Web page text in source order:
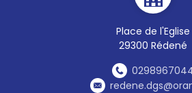
Place de l'Eglise
29300 Rédené